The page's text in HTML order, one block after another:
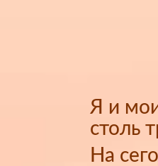
Я и
столь
На